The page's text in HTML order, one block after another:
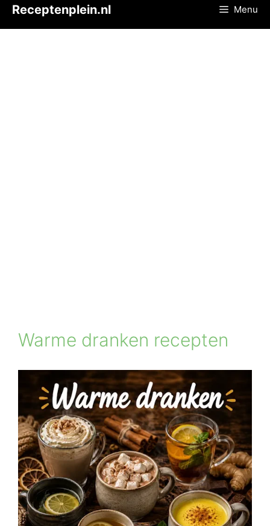
Receptenplein.nl Menu
Warme dranken recepten